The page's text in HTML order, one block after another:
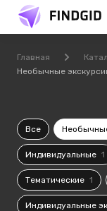
Главная
Необычные
Все
Индивидуальные 1
Тематические 1
Индивидуальные